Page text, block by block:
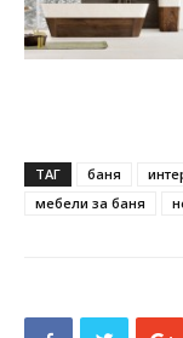
ТАГ баня
мебели за баня